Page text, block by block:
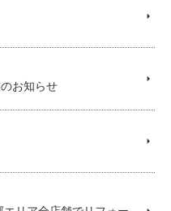
お知らせ